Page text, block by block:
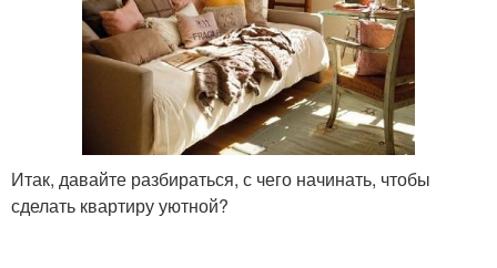
Итак, давайте разбираться, с чего начинать, чтобы
сделать квартиру уютной?